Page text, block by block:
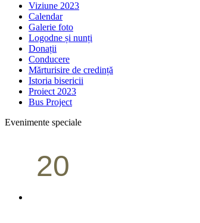
Viziune 2023
Calendar
Galerie foto
Logodne și nunți
Donații
Conducere
Mărturisire de credință
Istoria bisericii
Proiect 2023
Bus Project
Evenimente speciale
20